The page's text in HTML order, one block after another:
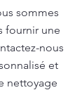
sommes
fournir une
nous
et
nettoyage